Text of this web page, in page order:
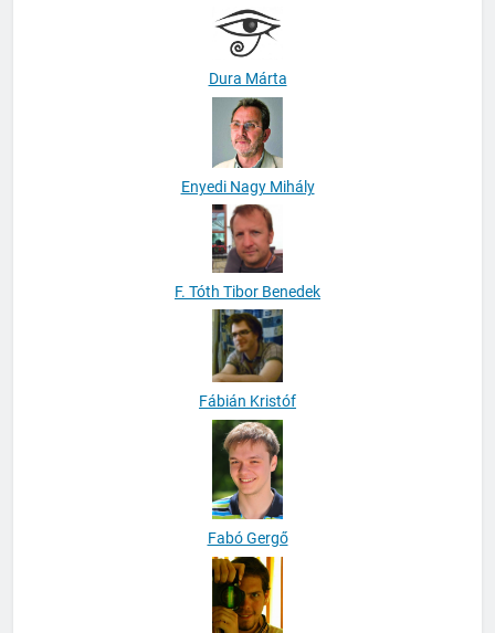
Dura Márta
Enyedi Nagy Mihály
F. Tóth Tibor Benedek
Fábián Kristóf
Fabó Gergő